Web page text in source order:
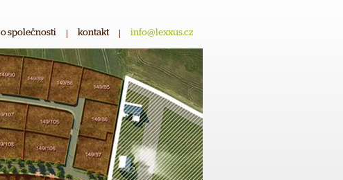
o společnosti | kontakt | info@lexxus.cz